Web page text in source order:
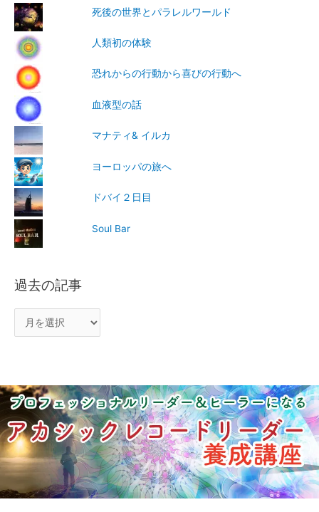
死後の世界とパラレルワールド
人類初の体験
恐れからの行動から喜びの行動へ
血液型の話
マナティ& イルカ
ヨーロッパの旅へ
ドバイ２日目
Soul Bar
過去の記事